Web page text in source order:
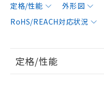
定格/性能 外形図
RoHS/REACH対応状況
定格/性能